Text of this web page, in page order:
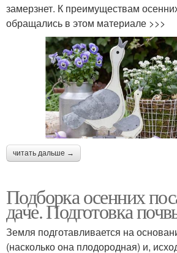
замерзнет. К преимуществам
обращались в этом материале >>>
читать дальше →
Подборка осенних
даче. Подготовка
Земля подготавливается на
(насколько она плодородная) и,